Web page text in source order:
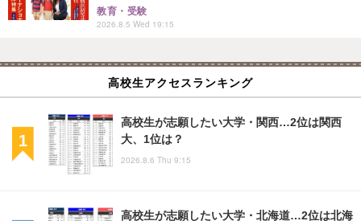
教育・受験
2026.8.5 Wed 19:15
高校生アクセスランキング
高校生が志願したい大学・関西…2位は関西
大、1位は？
2026.8.6 Thu 9:15
高校生が志願したい大学・北海道…2位は北海